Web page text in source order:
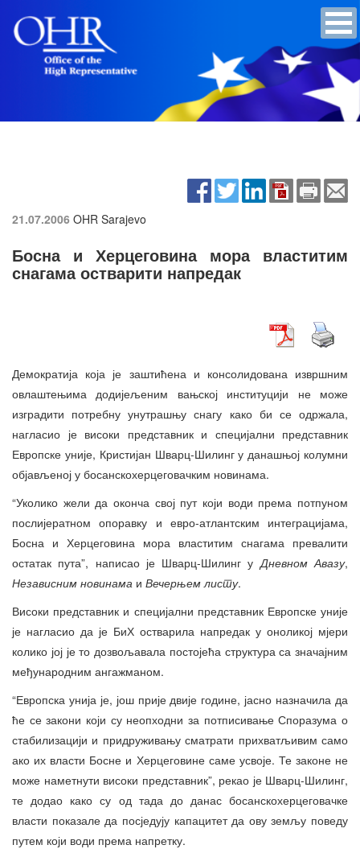
21.07.2006 OHR Sarajevo
Босна и Херцеговина мора властитим
снагама остварити напредак
Демократија која је заштићена и консолидована извршним
овлаштењима додијељеним вањској институцији не може
изградити потребну унутрашњу снагу како би се одржала,
нагласио је високи представник и специјални представник
Европске уније, Кристијан Шварц-Шилинг у данашњој колумни
објављеној у босанскохерцеговачким новинама.
“Уколико жели да оконча свој пут који води према потпуном
послијератном опоравку и евро-атлантским интеграцијама,
Босна и Херцеговина мора властитим снагама превалити
остатак пута”, написао је Шварц-Шилинг у Дневном Авазу,
Независним новинама и Вечерњем листу.
Високи представник и специјални представник Европске уније
је нагласио да је БиХ остварила напредак у оноликој мјери
колико јој је то дозвољавала постојећа структура са значајним
међународним ангажманом.
“Европска унија је, још прије двије године, јасно назначила да
ће се закони који су неопходни за потписивање Споразума о
стабилизацији и придруживању сматрати прихватљивим само
ако их власти Босне и Херцеговине саме усвоје. Те законе не
може наметнути високи представник”, рекао је Шварц-Шилинг,
те додао како су од тада до данас босанскохерцеговачке
власти показале да посједују капацитет да ову земљу поведу
путем који води према напретку.